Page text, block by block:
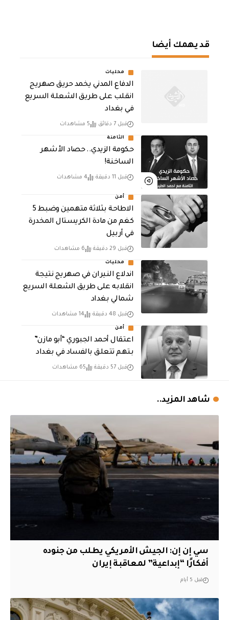
قد يهمك أيضا
محليات
الدفاع المدني يخمد حريق صهريج
انقلب على طريق الشعلة السريع
في بغداد
قبل 7 دقائق 5 مشاهدات
الثامنة
حكومة الزيدي.. حصاد الأشهر
الساخنة!
قبل 11 دقيقة 4 مشاهدات
أمن
الاطاحة بثلاثة متهمين وضبط 5
كغم من مادة الكريستال المخدرة ​
في أربيل
قبل 29 دقيقة 6 مشاهدات
محليات
اندلاع النيران في صهريج نتيجة
انقلابه على طريق الشعلة السريع
شمالي بغداد
قبل 48 دقيقة 14 مشاهدات
أمن
اعتقال أحمد الجبوري “أبو مازن”
بتهم تتعلق بالفساد في بغداد
قبل 57 دقيقة 65 مشاهدات
شاهد المزيد..
سي إن إن: الجيش الأمريكي يطلب من جنوده
أفكارًا “إبداعية” لمعاقبة إيران
قبل 5 أيام